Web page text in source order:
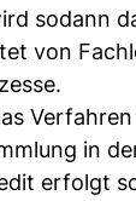
sodann
von
in
erfolgt